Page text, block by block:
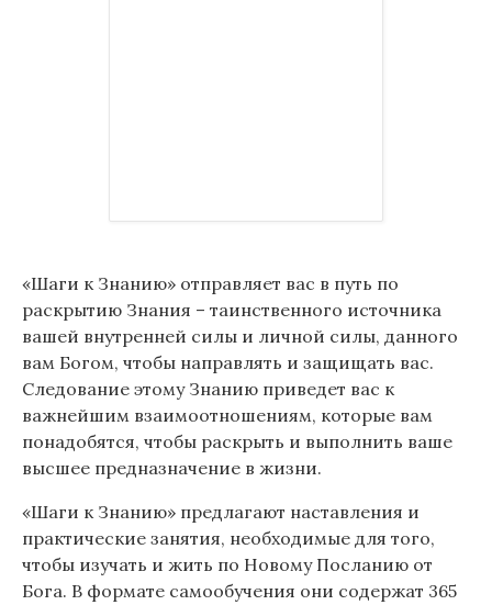
«Шаги к Знанию» отправляет вас в путь по
раскрытию Знания – таинственного источника
вашей внутренней силы и личной силы, данного
вам Богом, чтобы направлять и защищать вас.
Следование этому Знанию приведет вас к
важнейшим взаимоотношениям, которые вам
понадобятся, чтобы раскрыть и выполнить ваше
высшее предназначение в жизни.
«Шаги к Знанию» предлагают наставления и
практические занятия, необходимые для того,
чтобы изучать и жить по Новому Посланию от
Бога. В формате самообучения они содержат 365